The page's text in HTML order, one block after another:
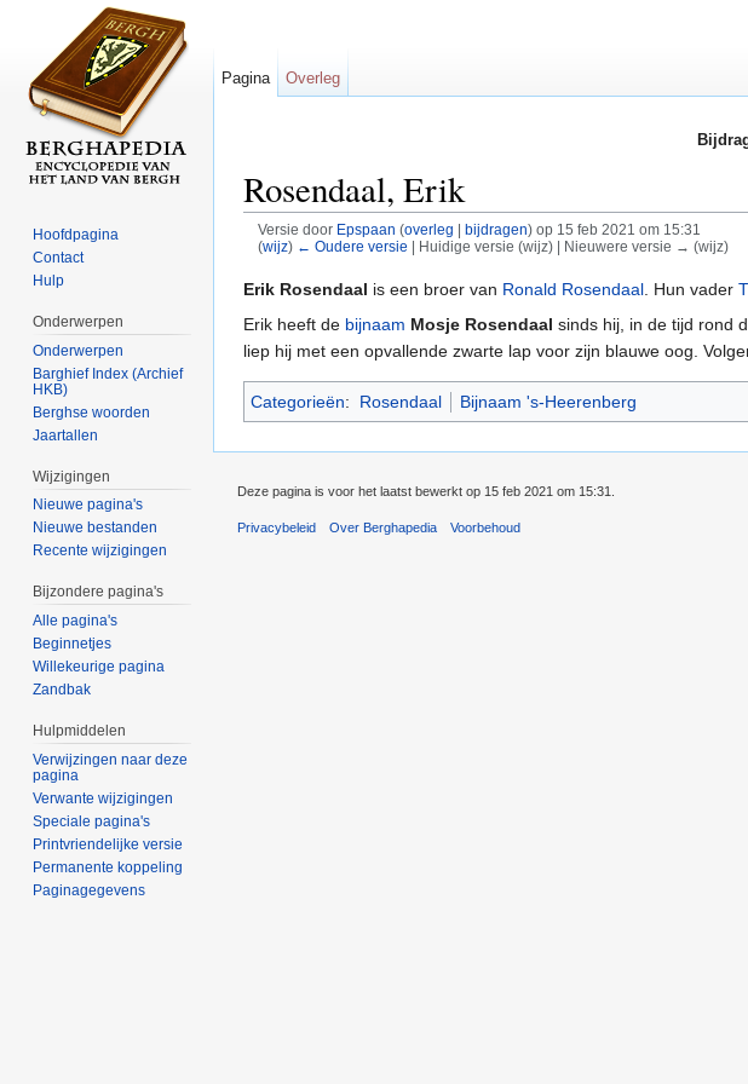
Rosendaal, Erik
Versie door Epspaan (overleg bijdragen)op 15 feb 2021 om 15:31
(wijz) ← Oudere versie | Huidige versie (wijz) | Nieuwere versie → (wijz)
Erik Rosendaal is een broer van Ronald Rosendaal . Hun vader
Erik heeft de bijnaam Mosje Rosendaal sinds hij, in de tijd rond
liep hij met een opvallende zwarte lap voor zijn blauwe oog.
Categorieën: Rosendaal Bijnaam 's-Heerenberg
Pagina Overleg
Hoofdpagina
Contact
Hulp
Onderwerpen
Onderwerpen
Barghief Index (Archief
HKB)
Berghse woorden
Jaartallen
Wijzigingen
Nieuwe pagina's
Nieuwe bestanden
Recente wijzigingen
Bijzondere pagina's
Alle pagina's
Beginnetjes
Willekeurige pagina
Zandbak
Hulpmiddelen
Verwijzingen naar deze
pagina
Verwante wijzigingen
Speciale pagina's
Printvriendelijke versie
Permanente koppeling
Paginagegevens
Deze pagina is voor het laatst bewerkt op 15 feb 2021 om 15:31.
Privacybeleid Over Berghapedia Voorbehoud